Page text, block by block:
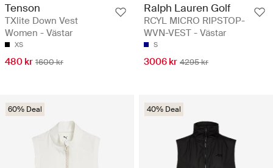
Tenson
TXlite Down Vest
Women - Västar
XS
480 kr 1600 kr
Ralph Lauren Golf
RCYL MICRO RIPSTOP-
WVN-VEST - Västar
S
3006 kr 4295 kr
60% Deal 40% Deal